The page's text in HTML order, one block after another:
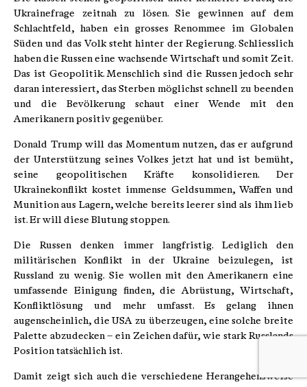
Ukrainefrage zeitnah zu lösen. Sie gewinnen auf dem
Schlachtfeld, haben ein grosses Renommee im Globalen
Süden und das Volk steht hinter der Regierung. Schliesslich
haben die Russen eine wachsende Wirtschaft und somit Zeit.
Das ist Geopolitik. Menschlich sind die Russen jedoch sehr
daran interessiert, das Sterben möglichst schnell zu beenden
und die Bevölkerung schaut einer Wende mit den
Amerikanern positiv gegenüber.
Donald Trump will das Momentum nutzen, das er aufgrund
der Unterstützung seines Volkes jetzt hat und ist bemüht,
seine geopolitischen Kräfte konsolidieren. Der
Ukrainekonflikt kostet immense Geldsummen, Waffen und
Munition aus Lagern, welche bereits leerer sind als ihm lieb
ist. Er will diese Blutung stoppen.
Die Russen denken immer langfristig. Lediglich den
militärischen Konflikt in der Ukraine beizulegen, ist
Russland zu wenig. Sie wollen mit den Amerikanern eine
umfassende Einigung finden, die Abrüstung, Wirtschaft,
Konfliktlösung und mehr umfasst. Es gelang ihnen
augenscheinlich, die USA zu überzeugen, eine solche breite
Palette abzudecken – ein Zeichen dafür, wie stark Russlands
Position tatsächlich ist.
Damit zeigt sich auch die verschiedene Herangehensweise